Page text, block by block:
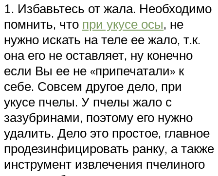
1. Избавьтесь от жала. Необходимо
помнить, что при укусе осы, не
нужно искать на теле ее жало, т.к.
она его не оставляет, ну конечно
если Вы ее не «припечатали» к
себе. Совсем другое дело, при
укусе пчелы. У пчелы жало с
зазубринами, поэтому его нужно
удалить. Дело это простое, главное
продезинфицировать ранку, а также
инструмент извлечения пчелиного